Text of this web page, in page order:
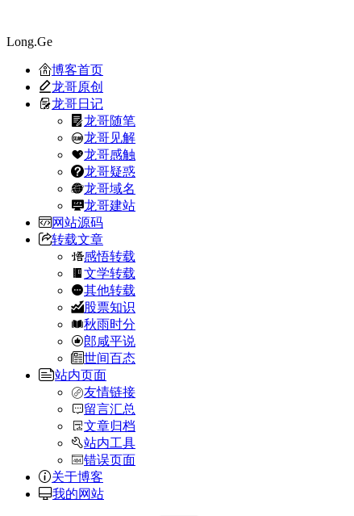
Long.Ge
博客首页
龙哥原创
龙哥日记
龙哥随笔
龙哥见解
龙哥感触
龙哥疑惑
龙哥域名
龙哥建站
网站源码
转载文章
感悟转载
文学转载
其他转载
股票知识
秋雨时分
郎咸平说
世间百态
站内页面
友情链接
留言汇总
文章归档
站内工具
错误页面
关于博客
我的网站